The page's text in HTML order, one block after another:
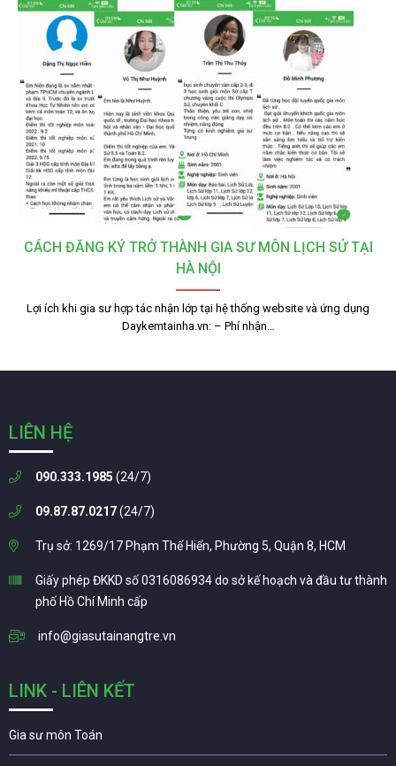
CÁCH ĐĂNG KÝ TRỞ THÀNH GIA SƯ MÔN LỊCH SỬ TẠI
HÀ NỘI
Lợi ích khi gia sư hợp tác nhận lớp tại hệ thống website và ứng dụng
Daykemtainha.vn: – Phí nhận…
LIÊN HỆ
090.333.1985 (24/7)
09.87.87.0217(24/7)
Trụ sở: 1269/17 Phạm Thế Hiển, Phường 5, Quận 8, HCM
Giấy phép ĐKKD số 0316086934 do sở kế hoạch và đầu tư thành
phố Hồ Chí Minh cấp
info@giasutainangtre.vn
LINK - LIÊN KẾT
Gia sư môn Toán